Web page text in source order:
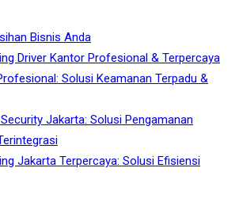
Bisnis Anda
Driver Kantor Profesional & Terpercaya
Solusi Keamanan Terpadu &
Jakarta: Solusi Pengamanan
Jakarta Terpercaya: Solusi Efisiensi